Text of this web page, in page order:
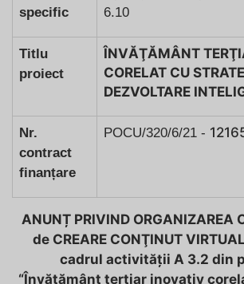
specific
6.10
Titlu
proiect
ÎNVӐŢӐMÂNT
CORELAT CU
DEZVOLTARE
Nr.
contract
finanțare
POCU/320/6/21 -
ANUNȚ PRIVIND ORGANIZAREA
de CREARE CONŢINUT
cadrul activității A 3.2 din
“Învățământ terțiar inovativ